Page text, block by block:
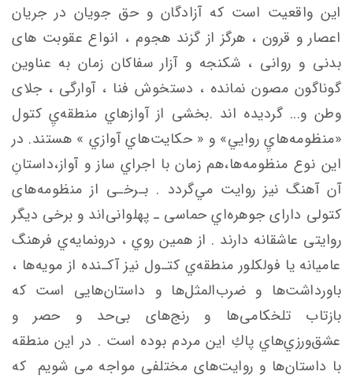
این واقعیت است که آزادگان و حق جویان در جریان
اعصار و قرون ، هرگز از گزند هجوم ، انواع عقوبت های
بدنی و روانی ، شکنجه و آزار سفاکان زمان به عناوین
گوناگون مصون نمانده ، دستخوش فنا ، آوارگی ، جلای
وطن و... گردیده اند .بخشی از آوازهاي منطقه‌يِ کتول
«منظومه‌هايِ روايي» و « حكايت‌هاي آوازي » هستند. در
این نوع منظومه‌ها،هم زمان با اجراي ساز و آواز،داستانِ
آن آهنگ نیز روايت مي‌گردد . بـرخـی از منظومه‌های
کتولی دارای جوهره‌اي حماسی ـ پهلوانی‌اند و برخی دیگر
روایتی عاشقانه دارند . از همین روي ، درونمايه‌ي فرهنگ
عاميانه يا فولكلور منطقه‌ي ‌کتـول نیز آکـنده از مویه‌ها ،
باورداشت‌ها و ضرب‌المثل‌ها و داستان‌هایی است که
بازتاب تلخکامی‌ها و رنج‌های بی‌حد و حصر و
عشق‌ورزي‌هاي پاكِ این مردم بوده ‌است . در اين منطقه
با داستان‌ها و روایت‌های مختلفی مواجه‌ می شویم که